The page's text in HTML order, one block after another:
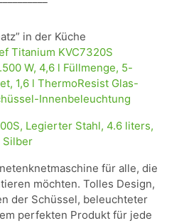
in der Küche
Legierter Stahl, 4.6 liters,
Silber
für alle, die
möchten. Tolles Design,
der Schüssel, beleuchteter
perfekten Produkt für jede